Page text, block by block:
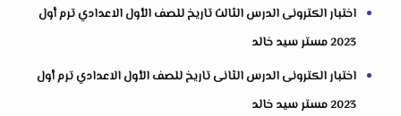
اختبار الكترونى الدرس الثالث تاريخ للصف الأول الاعدادي ترم أول
2023 مستر سيد خالد
اختبار الكترونى الدرس الثانى تاريخ للصف الأول الاعدادي ترم أول
2023 مستر سيد خالد